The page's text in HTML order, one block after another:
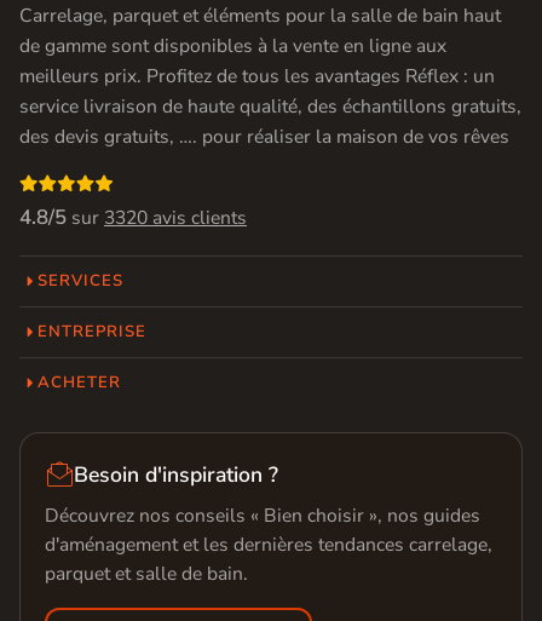
Carrelage, parquet et éléments pour la salle de bain haut
de gamme sont disponibles à la vente en ligne aux
meilleurs prix. Profitez de tous les avantages Réflex : un
service livraison de haute qualité, des échantillons gratuits,
des devis gratuits, …. pour réaliser la maison de vos rêves

4.8/5 sur 3320 avis clients
SERVICES
ENTREPRISE
ACHETER
Besoin d'inspiration ?
Découvrez nos conseils « Bien choisir », nos guides
d'aménagement et les dernières tendances carrelage,
parquet et salle de bain.